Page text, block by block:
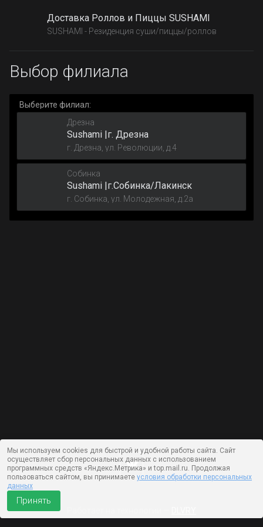
Доставка Роллов и Пиццы SUSHAMI
SUSHAMI - Резиденция суши/пиццы/роллов
Выбор филиала
Выберите филиал:
Дрезна
Sushami |г. Дрезна
г. Дрезна, ул. Революции, д.4
Собинка
Sushami |г.Собинка/Лакинск
г. Собинка, ул. Молодежная, д.2а
Мы используем cookies для быстрой и удобной работы сайта. Сайт
осуществляет сбор персональных данных с использованием
программных средств «Яндекс.Метрика» и top.mail.ru. Продолжая
пользоваться сайтом, вы принимаете условия обработки персональных
данных
Принять